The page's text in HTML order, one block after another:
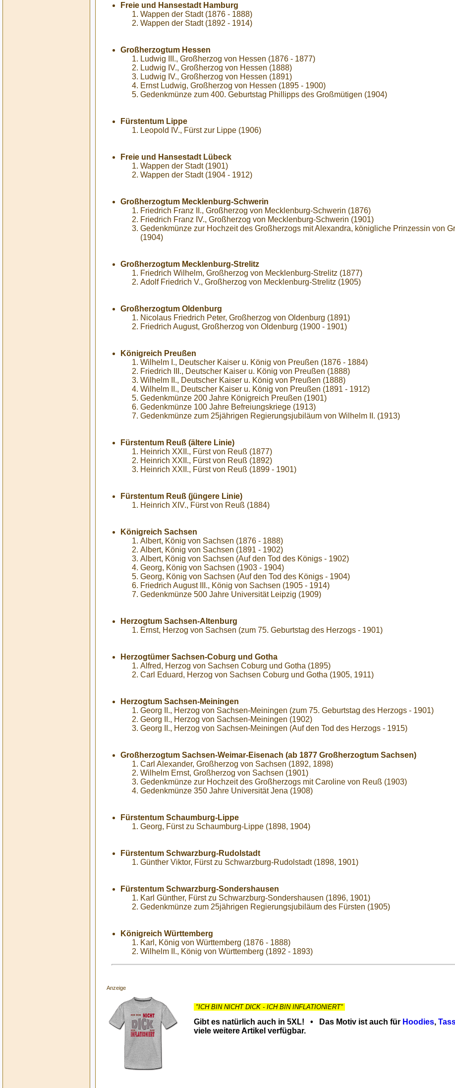
Freie und Hansestadt Hamburg
Wappen der Stadt (1876 - 1888)
Wappen der Stadt (1892 - 1914)
Großherzogtum Hessen
Ludwig III., Großherzog von Hessen (1876 - 1877)
Ludwig IV., Großherzog von Hessen (1888)
Ludwig IV., Großherzog von Hessen (1891)
Ernst Ludwig, Großherzog von Hessen (1895 - 1900)
Gedenkmünze zum 400. Geburtstag Phillipps des Großmütigen (1904)
Fürstentum Lippe
Leopold IV., Fürst zur Lippe (1906)
Freie und Hansestadt Lübeck
Wappen der Stadt (1901)
Wappen der Stadt (1904 - 1912)
Großherzogtum Mecklenburg-Schwerin
Friedrich Franz II., Großherzog von Mecklenburg-Schwerin (1876)
Friedrich Franz IV., Großherzog von Mecklenburg-Schwerin (1901)
Gedenkmünze zur Hochzeit des Großherzogs mit Alexandra, königliche Prinzessin von
(1904)
Großherzogtum Mecklenburg-Strelitz
Friedrich Wilhelm, Großherzog von Mecklenburg-Strelitz (1877)
Adolf Friedrich V., Großherzog von Mecklenburg-Strelitz (1905)
Großherzogtum Oldenburg
Nicolaus Friedrich Peter, Großherzog von Oldenburg (1891)
Friedrich August, Großherzog von Oldenburg (1900 - 1901)
Königreich Preußen
Wilhelm I., Deutscher Kaiser u. König von Preußen (1876 - 1884)
Friedrich III., Deutscher Kaiser u. König von Preußen (1888)
Wilhelm II., Deutscher Kaiser u. König von Preußen (1888)
Wilhelm II., Deutscher Kaiser u. König von Preußen (1891 - 1912)
Gedenkmünze 200 Jahre Königreich Preußen (1901)
Gedenkmünze 100 Jahre Befreiungskriege (1913)
Gedenkmünze zum 25jährigen Regierungsjubiläum von Wilhelm II. (1913)
Fürstentum Reuß (ältere Linie)
Heinrich XXII., Fürst von Reuß (1877)
Heinrich XXII., Fürst von Reuß (1892)
Heinrich XXII., Fürst von Reuß (1899 - 1901)
Fürstentum Reuß (jüngere Linie)
Heinrich XIV., Fürst von Reuß (1884)
Königreich Sachsen
Albert, König von Sachsen (1876 - 1888)
Albert, König von Sachsen (1891 - 1902)
Albert, König von Sachsen (Auf den Tod des Königs - 1902)
Georg, König von Sachsen (1903 - 1904)
Georg, König von Sachsen (Auf den Tod des Königs - 1904)
Friedrich August III., König von Sachsen (1905 - 1914)
Gedenkmünze 500 Jahre Universität Leipzig (1909)
Herzogtum Sachsen-Altenburg
Ernst, Herzog von Sachsen (zum 75. Geburtstag des Herzogs - 1901)
Herzogtümer Sachsen-Coburg und Gotha
Alfred, Herzog von Sachsen Coburg und Gotha (1895)
Carl Eduard, Herzog von Sachsen Coburg und Gotha (1905, 1911)
Herzogtum Sachsen-Meiningen
Georg II., Herzog von Sachsen-Meiningen (zum 75. Geburtstag des Herzogs - 1901)
Georg II., Herzog von Sachsen-Meiningen (1902)
Georg II., Herzog von Sachsen-Meiningen (Auf den Tod des Herzogs - 1915)
Großherzogtum Sachsen-Weimar-Eisenach (ab 1877 Großherzogtum Sachsen)
Carl Alexander, Großherzog von Sachsen (1892, 1898)
Wilhelm Ernst, Großherzog von Sachsen (1901)
Gedenkmünze zur Hochzeit des Großherzogs mit Caroline von Reuß (1903)
Gedenkmünze 350 Jahre Universität Jena (1908)
Fürstentum Schaumburg-Lippe
Georg, Fürst zu Schaumburg-Lippe (1898, 1904)
Fürstentum Schwarzburg-Rudolstadt
Günther Viktor, Fürst zu Schwarzburg-Rudolstadt (1898, 1901)
Fürstentum Schwarzburg-Sondershausen
Karl Günther, Fürst zu Schwarzburg-Sondershausen (1896, 1901)
Gedenkmünze zum 25jährigen Regierungsjubiläum des Fürsten (1905)
Königreich Württemberg
Karl, König von Württemberg (1876 - 1888)
Wilhelm II., König von Württemberg (1892 - 1893)
Anzeige